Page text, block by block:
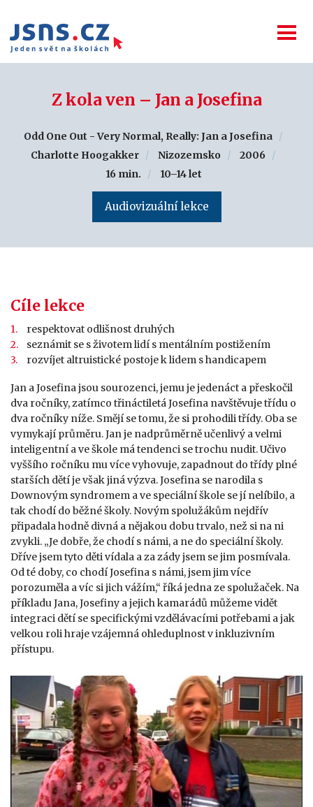
Z kola ven – Jan a Josefina
Odd One Out - Very Normal, Really: Jan a Josefina
Charlotte Hoogakker
Nizozemsko
2006
16 min.
10–14 let
Audiovizuální lekce
Cíle lekce
respektovat odlišnost druhých
seznámit se s životem lidí s mentálním postižením
rozvíjet altruistické postoje k lidem s handicapem
Jan a Josefina jsou sourozenci, jemu je jedenáct a přeskočil
dva ročníky, zatímco třináctiletá Josefina navštěvuje třídu o
dva ročníky níže. Smějí se tomu, že si prohodili třídy. Oba se
vymykají průměru. Jan je nadprůměrně učenlivý a velmi
inteligentní a ve škole má tendenci se trochu nudit. Učivo
vyššího ročníku mu více vyhovuje, zapadnout do třídy plné
starších dětí je však jiná výzva. Josefina se narodila s
Downovým syndromem a ve speciální škole se jí nelíbilo, a
tak chodí do běžné školy. Novým spolužákům nejdřív
připadala hodně divná a nějakou dobu trvalo, než si na ni
zvykli. „Je dobře, že chodí s námi, a ne do speciální školy.
Dříve jsem tyto děti vídala a za zády jsem se jim posmívala.
Od té doby, co chodí Josefina s námi, jsem jim více
porozuměla a víc si jich vážím,“ říká jedna ze spolužaček. Na
příkladu Jana, Josefiny a jejich kamarádů můžeme vidět
integraci dětí se specifickými vzdělávacími potřebami a jak
velkou roli hraje vzájemná ohleduplnost v inkluzivním
přístupu.